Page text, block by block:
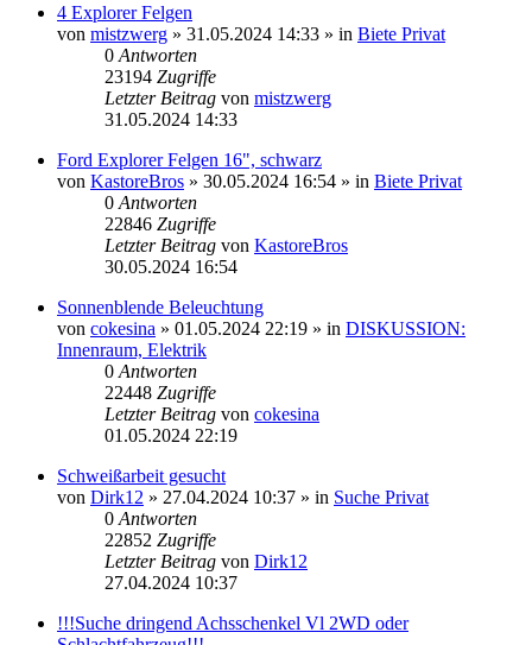
4 Explorer Felgen
von mistzwerg » 31.05.2024 14:33 » in Biete Privat
0 Antworten
23194 Zugriffe
Letzter Beitrag von mistzwerg
31.05.2024 14:33
Ford Explorer Felgen 16", schwarz
von KastoreBros » 30.05.2024 16:54 » in Biete Privat
0 Antworten
22846 Zugriffe
Letzter Beitrag von KastoreBros
30.05.2024 16:54
Sonnenblende Beleuchtung
von cokesina » 01.05.2024 22:19 » in DISKUSSION:
Innenraum, Elektrik
0 Antworten
22448 Zugriffe
Letzter Beitrag von cokesina
01.05.2024 22:19
Schweißarbeit gesucht
von Dirk12 » 27.04.2024 10:37 » in Suche Privat
0 Antworten
22852 Zugriffe
Letzter Beitrag von Dirk12
27.04.2024 10:37
!!!Suche dringend Achsschenkel Vl 2WD oder